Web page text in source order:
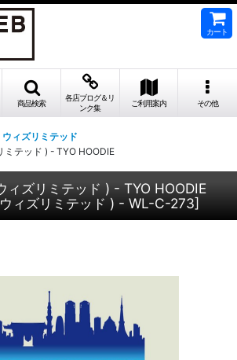
カート
商品検索
各店ブログ＆リ
ンク集
ご利用案内 その他
ィズリミテッド
ミテッド ) - TYO HOODIE
ィズリミテッド ) - TYO HOODIE
ィズリミテッド ) - WL-C-273]